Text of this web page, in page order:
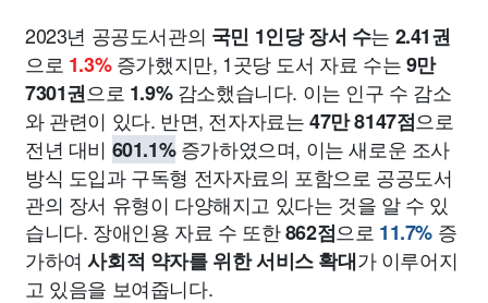
2023년 공공도서관의 국민 1인당 장서 수는 2.41권
으로 1.3%증가했지만, 1곳당 도서 자료 수는9만
7301권으로 1.9%감소했습니다. 이는 인구 수 감소
와 관련이 있다. 반면, 전자자료는47만 8147점으로
전년 대비 601.1%증가하였으며, 이는 새로운 조사
방식 도입과 구독형 전자자료의 포함으로 공공도서
관의 장서 유형이 다양해지고 있다는 것을 알 수 있
습니다. 장애인용 자료 수 또한862점으로 11.7% 증
가하여사회적 약자를 위한 서비스 확대가 이루어지
고 있음을 보여줍니다.